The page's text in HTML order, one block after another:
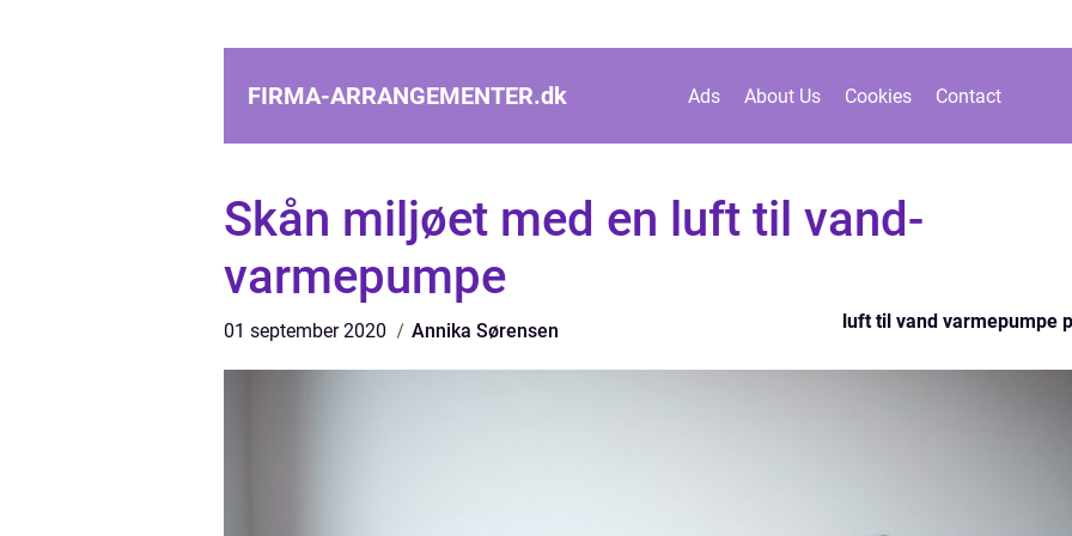
FIRMA-ARRANGEMENTER.dk Ads About Us Cookies Contact
Skån miljøet med en luft til vand-
varmepumpe
01 september 2020 Annika Sørensen luft til vand varmepumpe